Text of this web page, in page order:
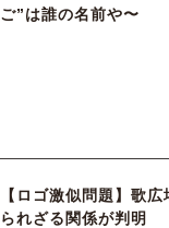
ご”は誰の名前や〜
【ロゴ激似問題】歌
られざる関係が判明